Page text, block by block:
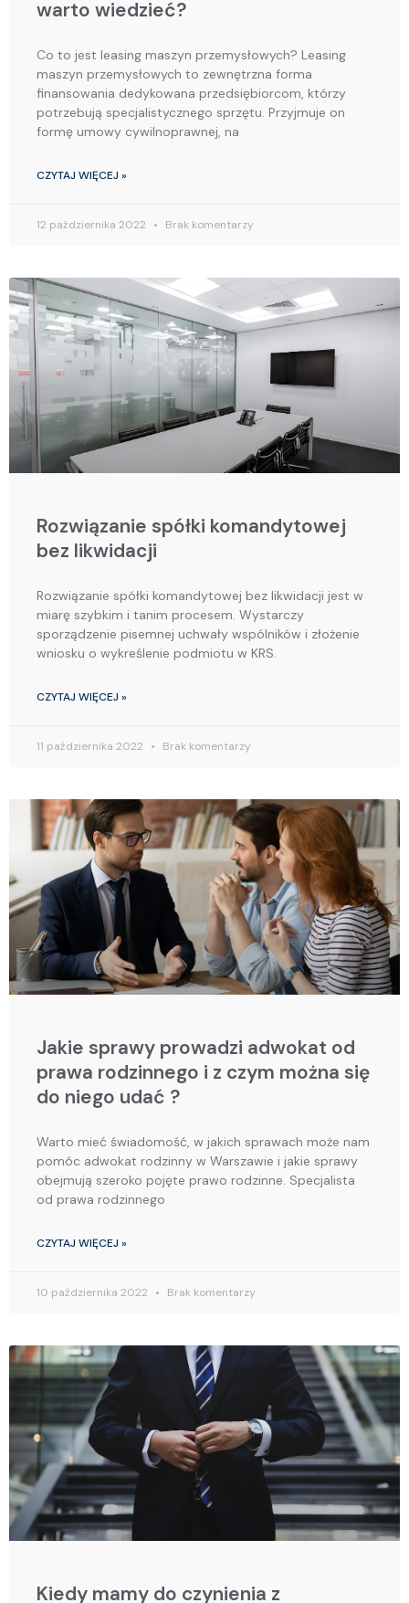
warto wiedzieć?
Co to jest leasing maszyn przemysłowych? Leasing
maszyn przemysłowych to zewnętrzna forma
finansowania dedykowana przedsiębiorcom, którzy
potrzebują specjalistycznego sprzętu. Przyjmuje on
formę umowy cywilnoprawnej, na
CZYTAJ WIĘCEJ »
12 października 2022 Brak komentarzy
Rozwiązanie spółki komandytowej
bez likwidacji
Rozwiązanie spółki komandytowej bez likwidacji jest w
miarę szybkim i tanim procesem. Wystarczy
sporządzenie pisemnej uchwały wspólników i złożenie
wniosku o wykreślenie podmiotu w KRS.
CZYTAJ WIĘCEJ »
11 października 2022 Brak komentarzy
Jakie sprawy prowadzi adwokat od
prawa rodzinnego i z czym można się
do niego udać ?
Warto mieć świadomość, w jakich sprawach może nam
pomóc adwokat rodzinny w Warszawie i jakie sprawy
obejmują szeroko pojęte prawo rodzinne. Specjalista
od prawa rodzinnego
CZYTAJ WIĘCEJ »
10 października 2022 Brak komentarzy
Kiedy mamy do czynienia z